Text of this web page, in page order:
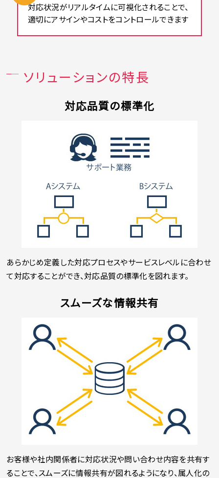
対応状況がリアルタイムに可視化されることで、
適切にアサインやコストをコントロールできます
ソリューションの特長
対応品質の標準化
あらかじめ定義した対応プロセスやサービスレベルに合わせ
て対応することができ、対応品質の標準化を図れます。
スムーズな情報共有
お客様や社内関係者に対応状況や問い合わせ内容を共有す
ることで、スムーズに情報共有が図れるようになり、属人化の